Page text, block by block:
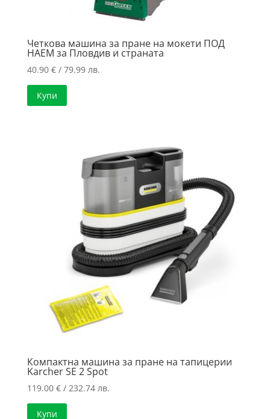
Четкова машина за пране на мокети ПОД
НАЕМ за Пловдив и страната
40.90 €/ 79.99 лв.
Купи
Компактна машина за пране на тапицерии
Karcher SE 2 Spot
119.00 €/ 232.74 лв.
Купи